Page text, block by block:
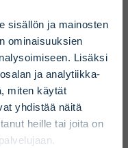
sisällön ja mainosten
ominaisuuksien
Lisäksi
ja analytiikka-
miten käytät
yhdistää näitä
heille tai joita on
the most
select your
type.